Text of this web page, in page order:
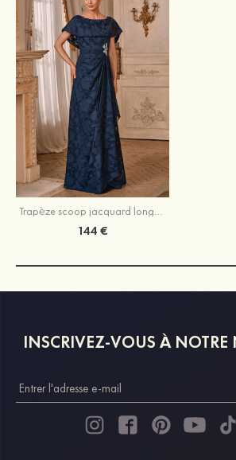
Trapèze scoop jacquard longueur ras du sol robe de mère de la mariée avec plissé ceinture strass
144 €
INSCRIVEZ-VOUS À NOTRE